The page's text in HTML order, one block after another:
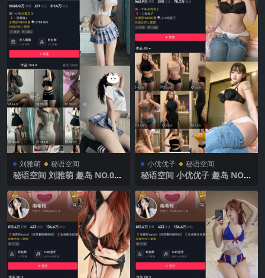
刘雅萌 秘语空间
秘语空间 刘雅萌 趣岛 NO.002
小优优子 秘语空间
秘语空间 小优优子 趣岛 NO.0
完整版